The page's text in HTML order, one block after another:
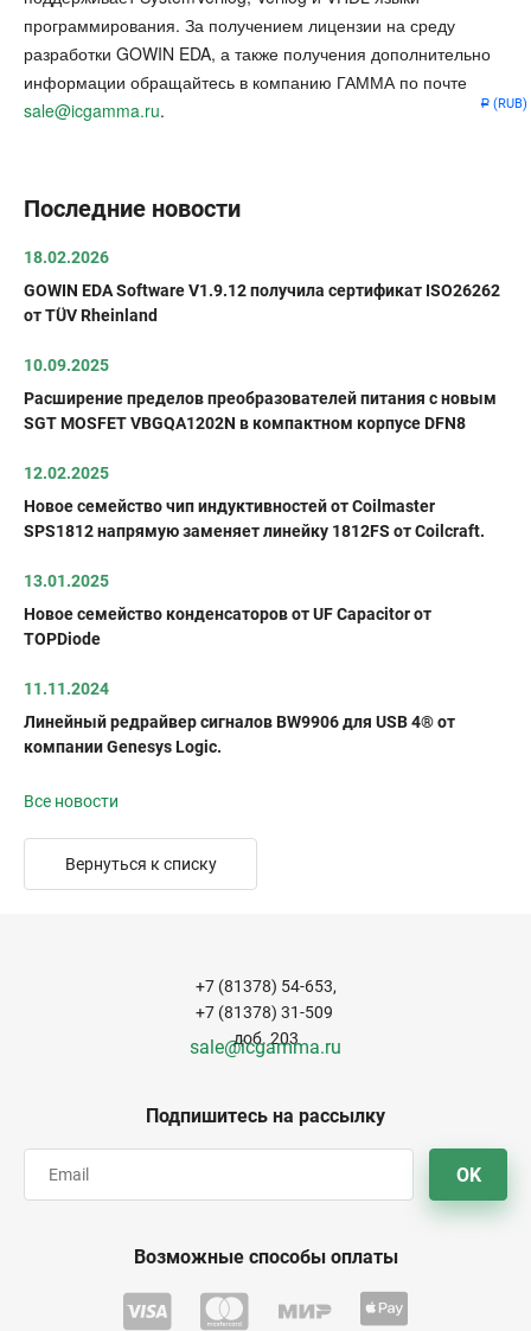
Р (RUB)
программирования. За получением лицензии на среду
разработки GOWIN EDA, а также получения дополнительно
информации обращайтесь в компанию ГАММА по почте
sale@icgamma.ru.
Последние новости
18.02.2026
GOWIN EDA Software V1.9.12 получила сертификат ISO26262
от TÜV Rheinland
10.09.2025
Расширение пределов преобразователей питания с новым
SGT MOSFET VBGQA1202N в компактном корпусе DFN8
12.02.2025
Новое семейство чип индуктивностей от Coilmaster
SPS1812 напрямую заменяет линейку 1812FS от Coilcraft.
13.01.2025
Новое семейство конденсаторов от UF Capacitor от
TOPDiode
11.11.2024
Линейный редрайвер сигналов BW9906 для USB 4® от
компании Genesys Logic.
Все новости
Вернуться к списку
Подпишитесь на рассылку
OK
+7 (81378) 54-653,
+7 (81378) 31-509
доб. 203
sale@icgamma.ru
Возможные способы оплаты